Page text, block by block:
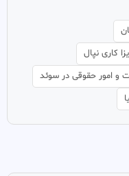
کاری نپال
و امور حقوقی در سوئد